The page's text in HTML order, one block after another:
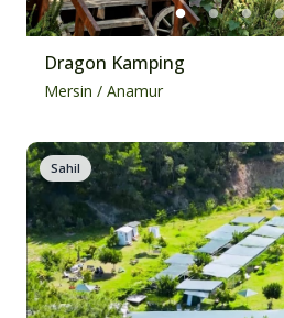
Dragon Kamping
Mersin / Anamur
Sahil